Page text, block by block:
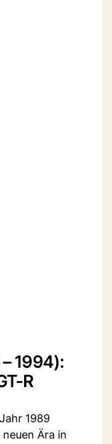
1994):
R
1989
Ära in